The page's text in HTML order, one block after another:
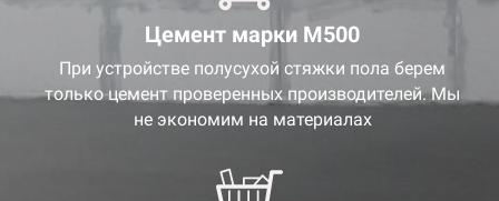
Цемент марки М500
При устройстве полусухой стяжки пола берем
только цемент проверенных производителей. Мы
не экономим на материалах